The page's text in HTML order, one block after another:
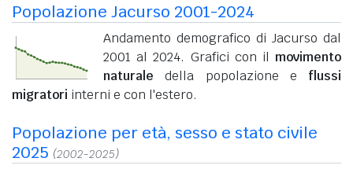
Popolazione Jacurso 2001-2024
Andamento demografico di Jacurso dal
2001 al 2024. Grafici con il movimento
naturale della popolazione e flussi
migratori interni e con l'estero.
Popolazione per età, sesso e stato civile
2025 (2002-2025)